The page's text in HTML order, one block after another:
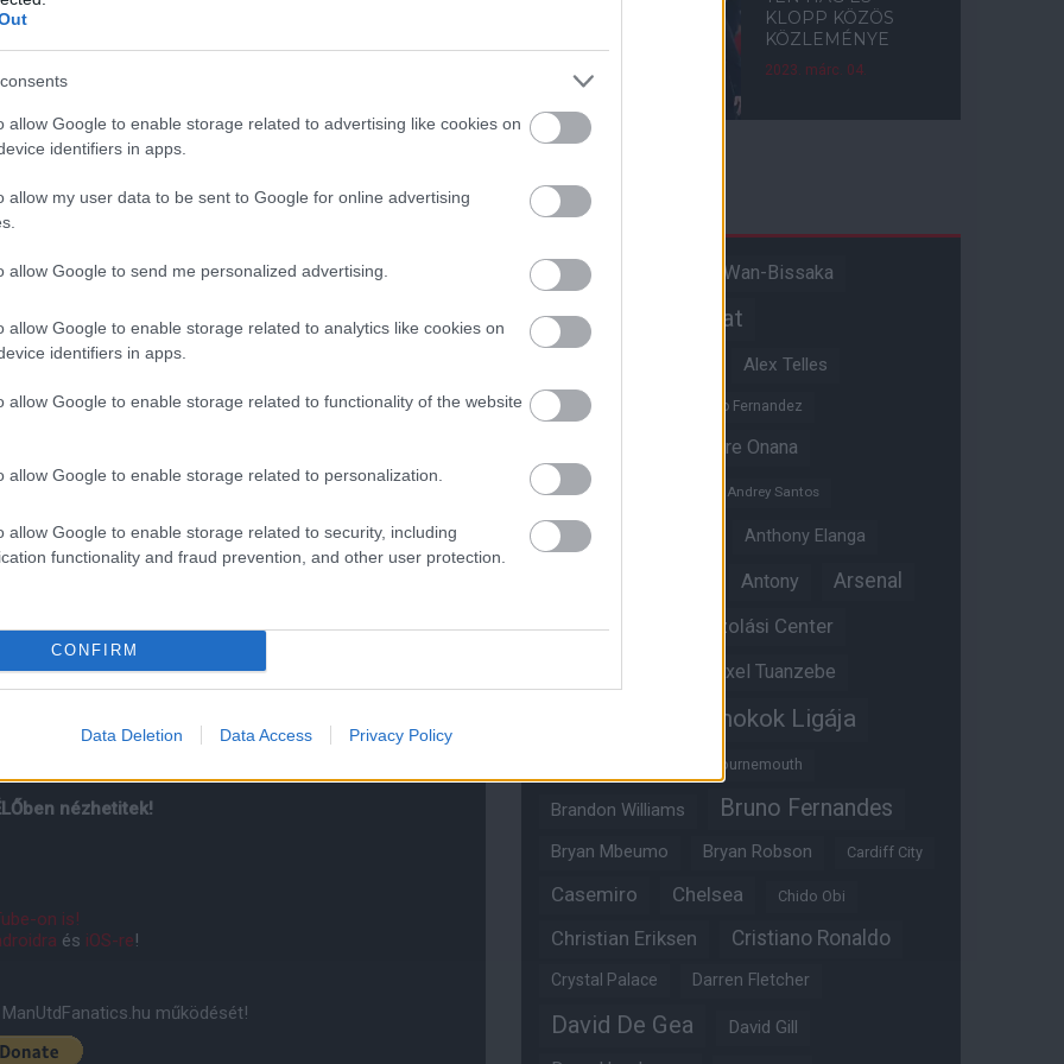
allow Google to enable storage related to advertising like cookies on
identifiers in apps.
allow my user data to be sent to Google for online advertising
allow Google to send me personalized advertising.
allow Google to enable storage related to analytics like cookies on
identifiers in apps.
allow Google to enable storage related to functionality of the website
allow Google to enable storage related to personalization.
allow Google to enable storage related to security, including
functionality and fraud prevention, and other user protection.
CONFIRM
Data Deletion Data Access Privacy Policy
a szezonban:
2 gól(2 PL)
PL)
- McTominay, Matic - James, Mata, Rashford -
- Henderson, Fabinho, Wijnaldum - Salah,
nézhetitek!
on is!
és iOS-re!
működését!
KLOPP KÖZÖS
KÖZLEMÉNYE
2023. márc. 04.
Címkék
A hangadó Aaron Wan-Bissaka
Akadémiai csapat
Alex Telles
Altay Bayindir Alvaro Fernandez
Andre Onana
Andreas Pereira
Andrey Santos
Angol válogatott Anthony Elanga
Antony Arsenal
Aston Villa Átigazolási Center
Axel Tuanzebe
Bajnokok Ligája
Bournemouth
Brandon Williams Bruno Fernandes
Bryan Mbeumo Bryan Robson Cardiff City
Casemiro Chelsea Chido Obi
Christian Eriksen Cristiano Ronaldo
Crystal Palace Darren Fletcher
David De Gea David Gill